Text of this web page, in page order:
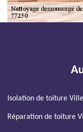
Isolation de toiture
Réparation de toiture